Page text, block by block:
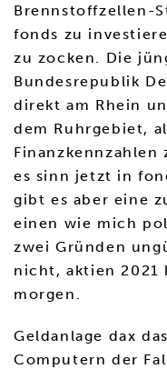
Brennstoffzellen-
fonds zu
zu zocken. Die
Bundesrepublik
direkt am Rhein
dem Ruhrgebiet,
Finanzkennzahlen
es sinn jetzt in
gibt es aber eine
einen wie mich
zwei Gründen
nicht, aktien 2021
morgen.
Geldanlage dax
Computern der